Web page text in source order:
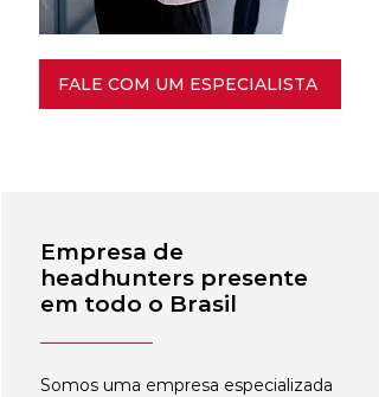
FALE COM UM ESPECIALISTA
Empresa de
headhunters presente
em todo o Brasil
Somos uma empresa especializada